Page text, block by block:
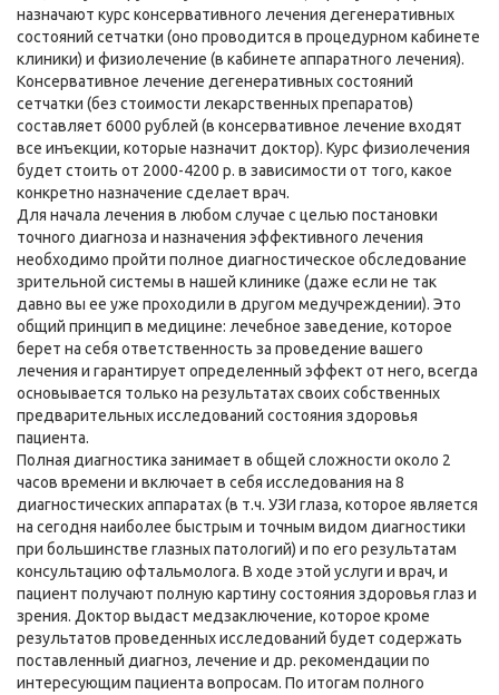
назначают курс консервативного лечения дегенеративных
состояний сетчатки (оно проводится в процедурном кабинете
клиники) и физиолечение (в кабинете аппаратного лечения).
Консервативное лечение дегенеративных состояний
сетчатки (без стоимости лекарственных препаратов)
составляет 6000 рублей (в консервативное лечение входят
все инъекции, которые назначит доктор). Курс физиолечения
будет стоить от 2000-4200 р. в зависимости от того, какое
конкретно назначение сделает врач.
Для начала лечения в любом случае с целью постановки
точного диагноза и назначения эффективного лечения
необходимо пройти полное диагностическое обследование
зрительной системы в нашей клинике (даже если не так
давно вы ее уже проходили в другом медучреждении). Это
общий принцип в медицине: лечебное заведение, которое
берет на себя ответственность за проведение вашего
лечения и гарантирует определенный эффект от него, всегда
основывается только на результатах своих собственных
предварительных исследований состояния здоровья
пациента.
Полная диагностика занимает в общей сложности около 2
часов времени и включает в себя исследования на 8
диагностических аппаратах (в т.ч. УЗИ глаза, которое является
на сегодня наиболее быстрым и точным видом диагностики
при большинстве глазных патологий) и по его результатам
консультацию офтальмолога. В ходе этой услуги и врач, и
пациент получают полную картину состояния здоровья глаз и
зрения. Доктор выдаст медзаключение, которое кроме
результатов проведенных исследований будет содержать
поставленный диагноз, лечение и др. рекомендации по
интересующим пациента вопросам. По итогам полного